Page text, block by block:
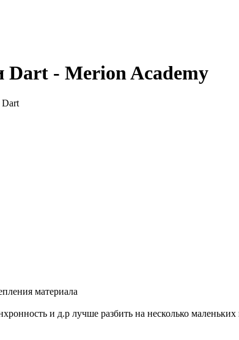
Dart - Merion Academy
Dart
материала
и д.р лучше разбить на несколько